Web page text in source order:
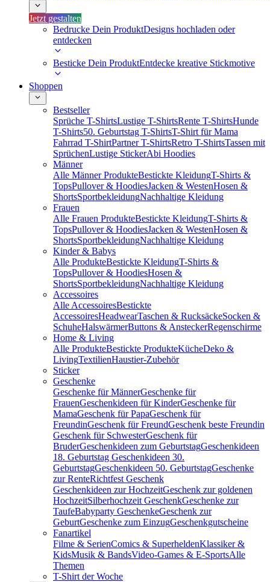
Jetzt gestalten
Bedrucke Dein ProduktDesigns hochladen oder
entdecken
Besticke Dein ProduktEntdecke kreative Stickmotive
Shoppen
Bestseller
Sprüche T-ShirtsLustige T-ShirtsRente T-ShirtsHunde
T-Shirts50. Geburtstag T-ShirtsT-Shirt für Mama
Fahrrad T-ShirtPartner T-ShirtsRetro T-ShirtsTassen mit
SprüchenLustige StickerAbi Hoodies
Männer
Alle Männer ProdukteBestickte KleidungT-Shirts &
TopsPullover & HoodiesJacken & WestenHosen &
ShortsSportbekleidungNachhaltige Kleidung
Frauen
Alle Frauen ProdukteBestickte KleidungT-Shirts &
TopsPullover & HoodiesJacken & WestenHosen &
ShortsSportbekleidungNachhaltige Kleidung
Kinder & Babys
Alle ProdukteBestickte KleidungT-Shirts &
TopsPullover & HoodiesHosen &
ShortsSportbekleidungNachhaltige Kleidung
Accessoires
Alle AccessoiresBestickte
AccessoiresHeadwearTaschen & RucksäckeSocken &
SchuheHalswärmerButtons & AnsteckerRegenschirme
Home & Living
Alle ProdukteBestickte ProdukteKücheDeko &
LivingTextilienHaustier-Zubehör
Sticker
Geschenke
Geschenke für MännerGeschenke für
FrauenGeschenkideen für KinderGeschenke für
MamaGeschenk für PapaGeschenk für
FreundinGeschenk für FreundGeschenk beste Freundin
Geschenk für SchwesterGeschenk für
BruderGeschenkideen zum GeburtstagGeschenkideen
18. Geburtstag Geschenkideen 30.
GeburtstagGeschenkideen 50. GeburtstagGeschenke
zur RenteRichtfest Geschenk
Geschenkideen zur HochzeitGeschenk zur goldenen
HochzeitSilberhochzeit GeschenkGeschenke zur
TaufeBabyparty GeschenkeGeschenk zur
GeburtGeschenke zum EinzugGeschenkgutscheine
Fanartikel
Filme & SerienComics & SuperheldenKlassiker &
KidsMusik & BandsVideo-Games & E-SportsAlle
Themen
T-Shirt der Woche